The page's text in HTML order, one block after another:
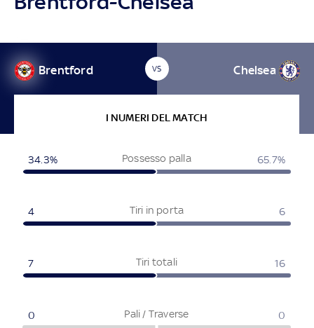
Brentford VS Chelsea
I NUMERI DEL MATCH
Possesso palla
34.3% 65.7%
Tiri in porta
4 6
Tiri totali
7 16
Pali / Traverse
0 0